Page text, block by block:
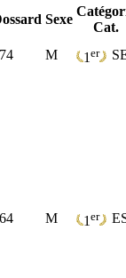
Sexe
Cat.
M 1 er
M 1 er